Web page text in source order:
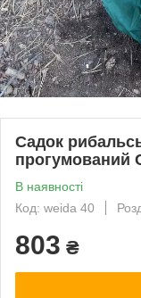
Садок
прогумований
В наявності
Код: weida 40
803 ₴